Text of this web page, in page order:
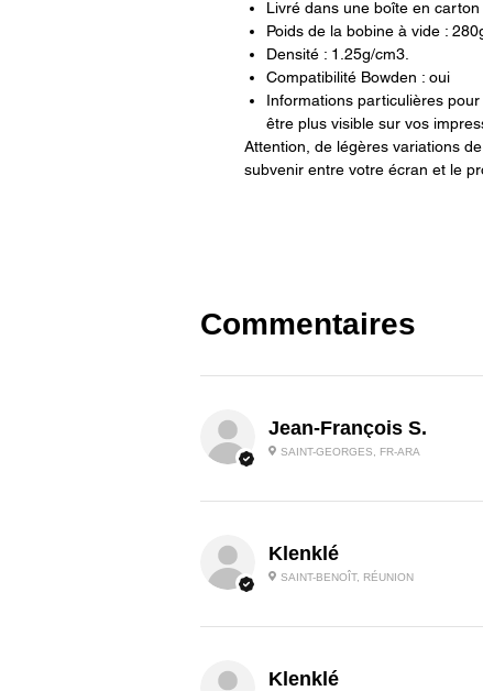
Livré dans une boîte en
Poids de la bobine à vide :
Densité : 1.25g/cm3.
Compatibilité Bowden : oui
Informations particulières
être plus visible sur vos
Attention, de légères variations
subvenir entre votre écran et le
Commentaires
Jean-François S.
SAINT-GEORGES, FR-ARA
Klenklé
SAINT-BENOÎT, RÉUNION
Klenklé